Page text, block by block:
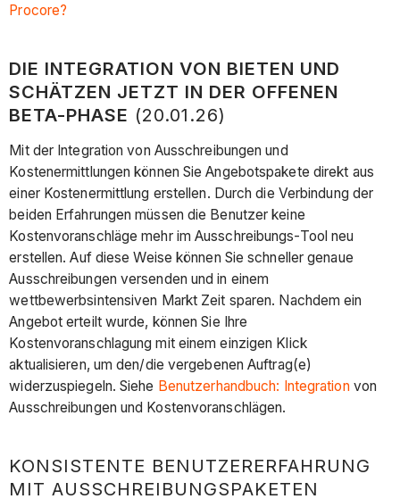
Procore?
DIE INTEGRATION VON BIETEN UND
SCHÄTZEN JETZT IN DER OFFENEN
BETA-PHASE (20.01.26)
Mit der Integration von Ausschreibungen und
Kostenermittlungen können Sie Angebotspakete direkt aus
einer Kostenermittlung erstellen. Durch die Verbindung der
beiden Erfahrungen müssen die Benutzer keine
Kostenvoranschläge mehr im Ausschreibungs-Tool neu
erstellen. Auf diese Weise können Sie schneller genaue
Ausschreibungen versenden und in einem
wettbewerbsintensiven Markt Zeit sparen. Nachdem ein
Angebot erteilt wurde, können Sie Ihre
Kostenvoranschlagung mit einem einzigen Klick
aktualisieren, um den/die vergebenen Auftrag(e)
widerzuspiegeln. Siehe Benutzerhandbuch: Integrationvon
Ausschreibungen und Kostenvoranschlägen.
KONSISTENTE BENUTZERERFAHRUNG
MIT AUSSCHREIBUNGSPAKETEN